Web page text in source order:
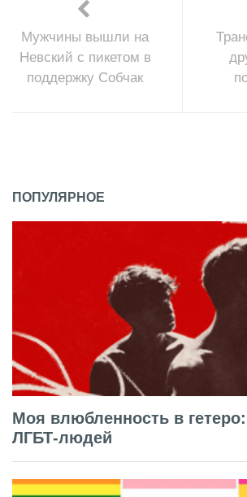
Мужчины вышли на
Невский с пикетом в
поддержку Собчак
ПОПУЛЯРНОЕ
Моя влюбленность в
ЛГБТ-людей